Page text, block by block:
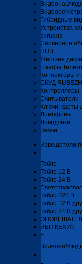
Гибридные
Устроиства
сигнала
Серверное
HUB
Жесткие
Шкафы
Коннекторы
СКУД RUBEZH
Контроллеры
Считыватели
Ключи, карты
Домофоны
Доводчики
Замки
Извещатели
+
Табло
Табло 12 В
Табло 24 В
Табло 220 В
Табло 12 В
Табло 24 В
ИБП КЕХУА
+
+